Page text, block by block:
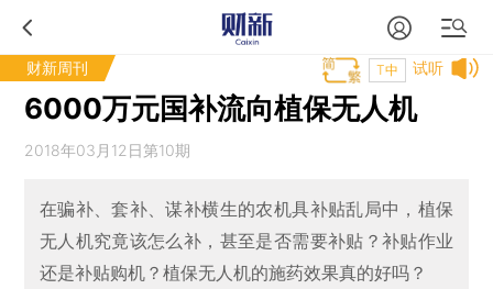
财新周刊 试听
T中
6000万元国补流向植保无人机
2018年03月12日第10期
在骗补、套补、谋补横生的农机具补贴乱局中，植保
无人机究竟该怎么补，甚至是否需要补贴？补贴作业
还是补贴购机？植保无人机的施药效果真的好吗？